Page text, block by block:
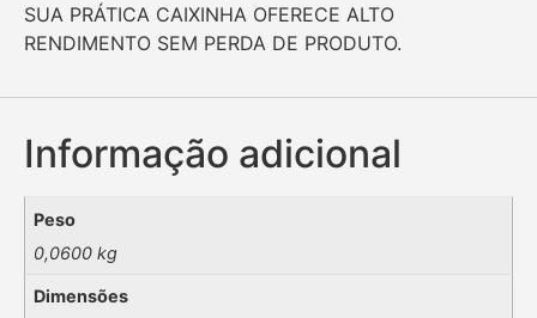
SUA PRÁTICA CAIXINHA OFERECE ALTO
RENDIMENTO SEM PERDA DE PRODUTO.
Informação adicional
Peso
0,0600 kg
Dimensões